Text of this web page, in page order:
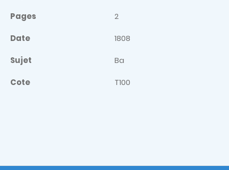
Pages 2
Date 1808
Sujet Ba
Cote T100